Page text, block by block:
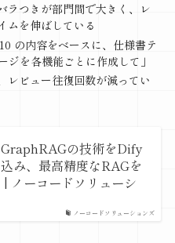
ラつきが部門間で大きく、レ
ムを伸ばしている
の内容をベースに、仕様書テ
を各機能ごとに作成して」
レビュー往復回数が減ってい
ノーコードソリューションズ
の技術をDify
み、最高精度なRAGを
ノーコードソリューシ